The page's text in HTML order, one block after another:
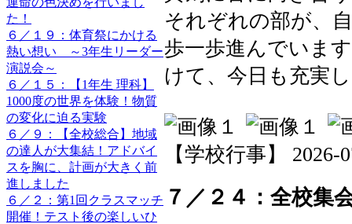
た！
６／１９：体育祭にかける
熱い想い ～3年生リーダー
演説会～
６／１５：【1年生 理科】
1000度の世界を体験！物質
の変化に迫る実験
６／９：【全校総合】地域
の達人が大集結！アドバイ
スを胸に、計画が大きく前
進しました
６／２：第1回クラスマッチ
開催！テスト後の楽しいひ
それぞれの部が、
歩一歩進んでいま
けて、今日も充実
【学校行事】 2026-
７／２４：全校集